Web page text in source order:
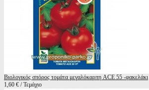
Βιολογικός σπόρος τομάτα μεγαλόκαρπη ACE 55 -φακελάκι
1,60 € / Τεμάχιο